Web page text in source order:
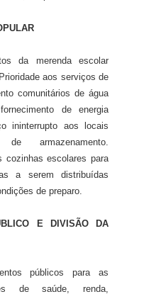
da merenda escolar
aos serviços de
comunitários de água
de energia
ininterrupto aos locais
armazenamento.
cozinhas escolares para
a serem distribuídas
de preparo.
E DIVISÃO DA
públicos para as
de saúde, renda,